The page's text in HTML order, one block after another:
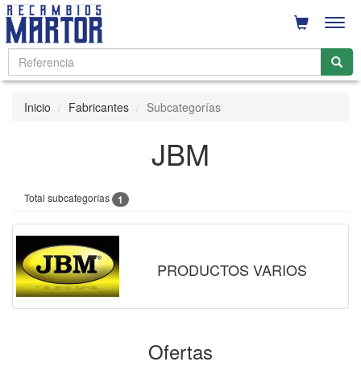
Inicio Fabricantes Subcategorías
JBM
Total subcategorías 1
PRODUCTOS VARIOS
Ofertas